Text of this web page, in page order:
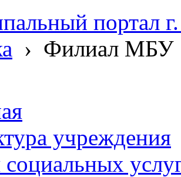
портал
› Филиал МБУ
учреждения